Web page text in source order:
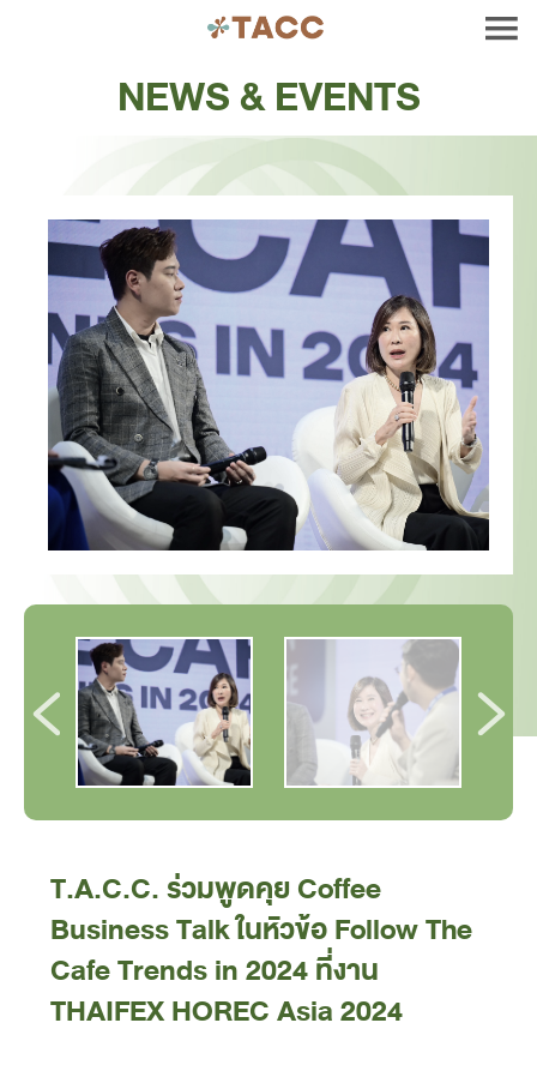
NEWS & EVENTS
T.A.C.C. ร่วมพูดคุย Coffee
Business Talk ในหัวข้อ Follow The
Cafe Trends in 2024 ที่งาน
THAIFEX HOREC Asia 2024